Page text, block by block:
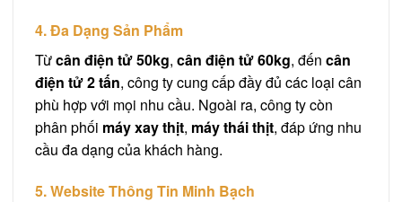
4. Đa Dạng Sản Phẩm
Từcân điện tử 50kg, cân điện tử 60kg, đến cân
điện tử 2 tấn, công ty cung cấp đầy đủ các loại cân
phù hợp với mọi nhu cầu. Ngoài ra, công ty còn
phân phối máy xay thịt, máy thái thịt, đáp ứng nhu
cầu đa dạng của khách hàng.
5. Website Thông Tin Minh Bạch